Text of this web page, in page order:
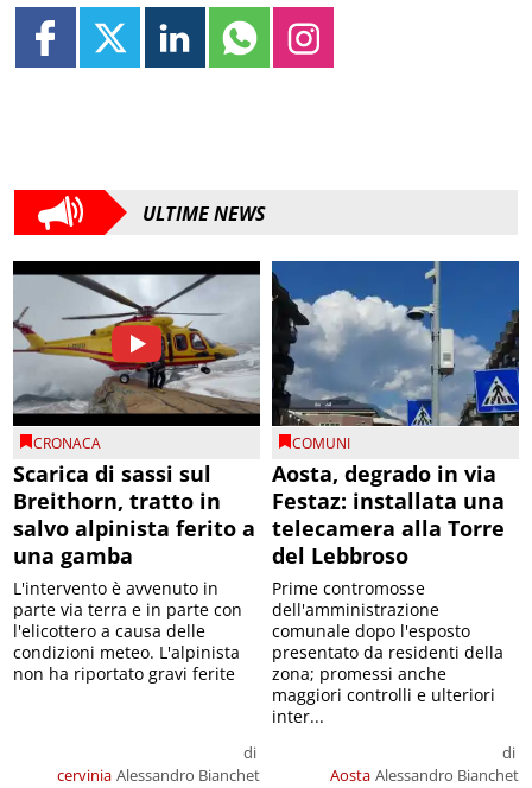
ULTIME NEWS
CRONACA
Scarica di sassi sul
Breithorn, tratto in
salvo alpinista ferito a
una gamba
cervinia
di
Alessandro Bianchet
L'intervento è avvenuto in
parte via terra e in parte con
l'elicottero a causa delle
condizioni meteo. L'alpinista
non ha riportato gravi ferite
COMUNI
Aosta, degrado in via
Festaz: installata una
telecamera alla Torre
del Lebbroso
Aosta
di
Alessandro Bianchet
Prime contromosse
dell'amministrazione
comunale dopo l'esposto
presentato da residenti della
zona; promessi anche
maggiori controlli e ulteriori
inter...